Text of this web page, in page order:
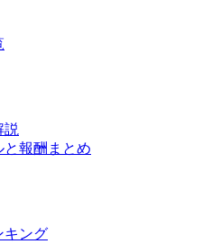
説
と報酬まとめ
キング